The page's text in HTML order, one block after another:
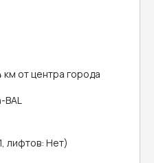
км от центра города
BAL
лифтов: Нет)